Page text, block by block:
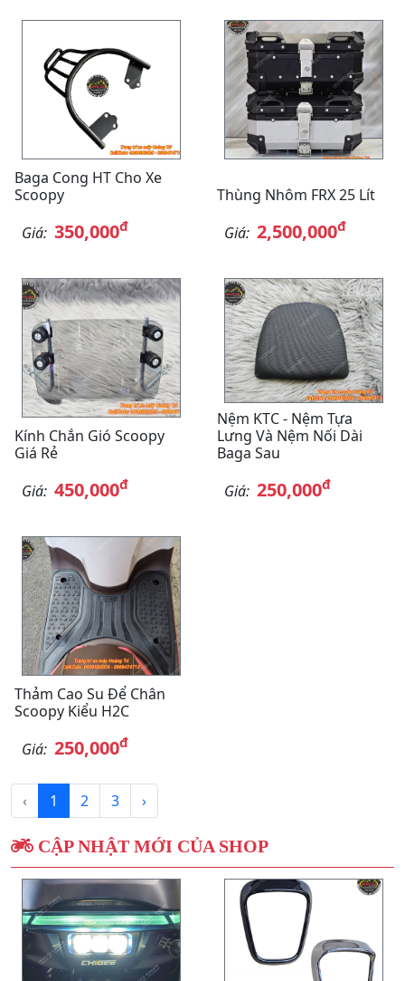
Baga Cong HT Cho Xe
Scoopy
Giá: 350,000đ
Thùng Nhôm FRX 25 Lít
Giá: 2,500,000đ
Kính Chắn Gió Scoopy
Giá Rẻ
Giá: 450,000đ
Nệm KTC - Nệm Tựa
Lưng Và Nệm Nối Dài
Baga Sau
Giá: 250,000đ
Thảm Cao Su Để Chân
Scoopy Kiểu H2C
Giá: 250,000đ
‹ 1 2 3 ›
CẬP NHẬT MỚI CỦA SHOP